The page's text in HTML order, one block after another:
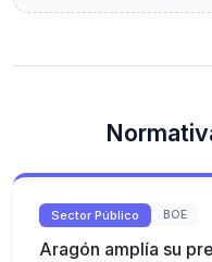
Sector Público BOE
Aragón amplía su